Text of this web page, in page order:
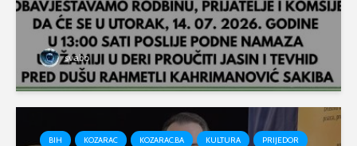
svabo
BIH KOZARAC KOZARAC.BA KULTURA PRIJEDOR